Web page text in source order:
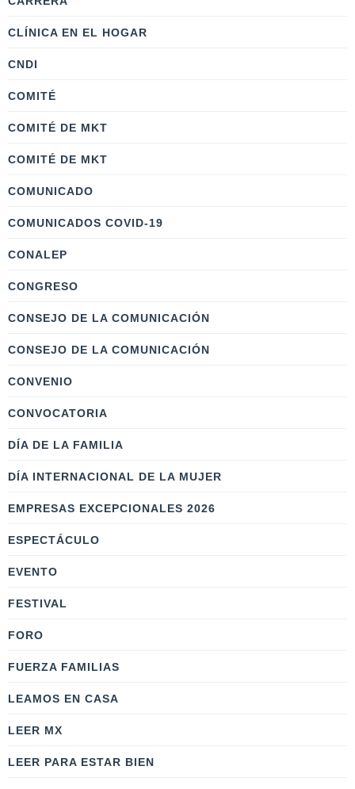
CLÍNICA EN EL HOGAR
CNDI
COMITÉ
COMITÉ DE MKT
COMITÉ DE MKT
COMUNICADO
COMUNICADOS COVID-19
CONALEP
CONGRESO
CONSEJO DE LA COMUNICACIÓN
CONSEJO DE LA COMUNICACIÓN
CONVENIO
CONVOCATORIA
DÍA DE LA FAMILIA
DÍA INTERNACIONAL DE LA MUJER
EMPRESAS EXCEPCIONALES 2026
ESPECTÁCULO
EVENTO
FESTIVAL
FORO
FUERZA FAMILIAS
LEAMOS EN CASA
LEER MX
LEER PARA ESTAR BIEN